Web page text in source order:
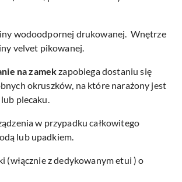
wodoodpornej drukowanej. Wnętrze
velvet pikowanej.
na zamekzapobiega dostaniu się
okruszków, na które narażony jest
plecaku.
w przypadku całkowitego
lub upadkiem.
(włącznie z dedykowanym etui ) o